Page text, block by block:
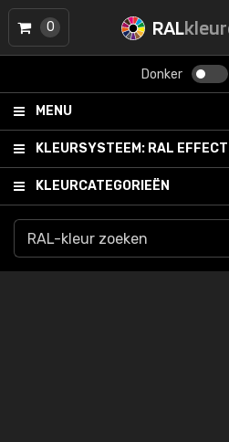
RAL
Donker
MENU
KLEURSYSTEEM: RAL EFFECT
KLEURCATEGORIEËN
0